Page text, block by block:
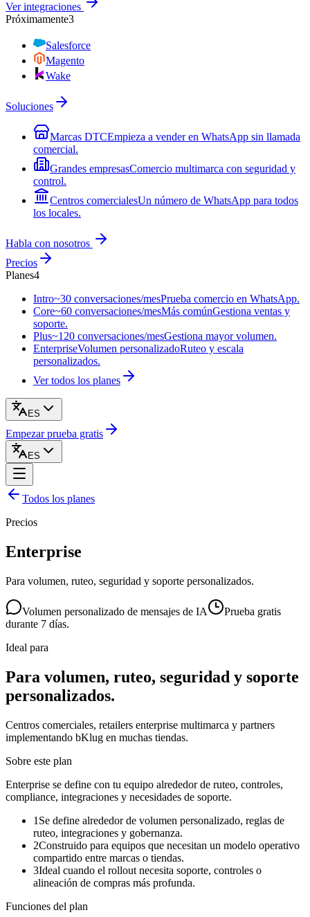
Ver integraciones
Próximamente3
Salesforce
Magento
Wake
Soluciones
Marcas DTCEmpieza a vender en WhatsApp sin llamada
comercial.
Grandes empresasComercio multimarca con seguridad y
control.
Centros comercialesUn número de WhatsApp para todos
los locales.
Habla con nosotros
Precios
Planes4
Intro~30 conversaciones/mesPrueba comercio en WhatsApp.
Core~60 conversaciones/mesMás comúnGestiona ventas y
soporte.
Plus~120 conversaciones/mesGestiona mayor volumen.
EnterpriseVolumen personalizadoRuteo y escala
personalizados.
Ver todos los planes
ES
Empezar prueba gratis
ES
Todos los planes
Precios
Enterprise
Para volumen, ruteo, seguridad y soporte personalizados.
Volumen personalizado de mensajes de IA
Prueba gratis
durante 7 días.
Ideal para
Para volumen, ruteo, seguridad y soporte
personalizados.
Centros comerciales, retailers enterprise multimarca y partners
implementando bKlug en muchas tiendas.
Sobre este plan
Enterprise se define con tu equipo alrededor de ruteo, controles,
compliance, integraciones y necesidades de soporte.
1 Se define alrededor de volumen personalizado, reglas de
ruteo, integraciones y gobernanza.
2Construido para equipos que necesitan un modelo operativo
compartido entre marcas o tiendas.
3Ideal cuando el rollout necesita soporte, controles o
alineación de compras más profunda.
Funciones del plan